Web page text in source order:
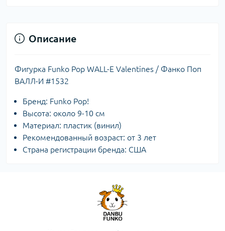
Описание
Фигурка Funko Pop WALL-E Valentines / Фанко Поп
ВАЛЛ-И #1532
Бренд: Funko Pop!
Высота: около 9-10 см
Материал: пластик (винил)
Рекомендованный возраст: от 3 лет
Страна регистрации бренда: США